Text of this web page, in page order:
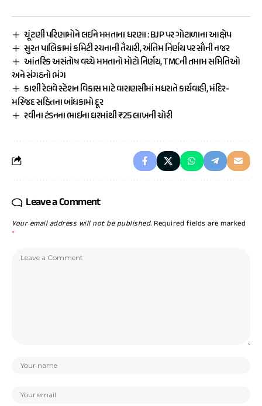
ચૂંટણી પરિણામોને લઈને મમતાના ધરણા : BJP પર ગોટાળાના આક્ષેપ
સુરત પાલિકામાં કમિટી રચનાની તૈયારી, અંતિમ નિર્ણય પર સૌની નજર
આંતરિક અસંતોષ વચ્ચે મમતાનો મોટો નિર્ણય, TMCની તમામ સમિતિઓ
અને સંગઠનો ભંગ
કાશી રેલવે સ્ટેશન વિકાસ માટે વારાણસીમાં મધરાતે કાર્યવાહી, મંદિર-
મસ્જિદ સહિતના બાંધકામો દૂર
રવીના ટંડનના ભાઈના ઘરમાંથી ₹25 લાખની ચોરી
Leave a Comment
Your email address will not be published. Required fields are marked
*